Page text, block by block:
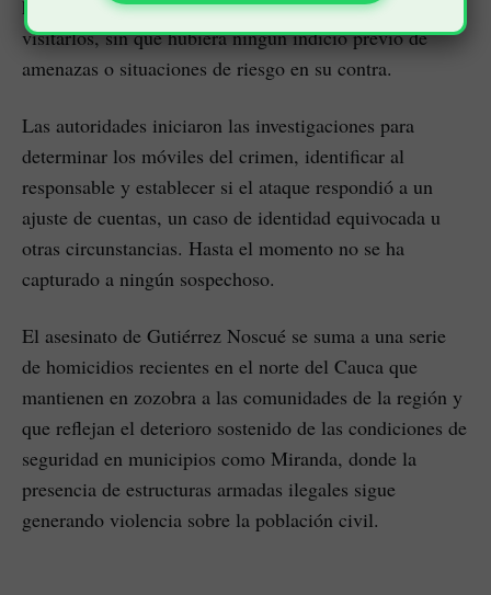
había llegado desde Palmira específicamente para
visitarlos, sin que hubiera ningún indicio previo de
amenazas o situaciones de riesgo en su contra.
Las autoridades iniciaron las investigaciones para
determinar los móviles del crimen, identificar al
responsable y establecer si el ataque respondió a un
ajuste de cuentas, un caso de identidad equivocada u
otras circunstancias. Hasta el momento no se ha
capturado a ningún sospechoso.
El asesinato de Gutiérrez Noscué se suma a una serie
de homicidios recientes en el norte del Cauca que
mantienen en zozobra a las comunidades de la región y
que reflejan el deterioro sostenido de las condiciones de
seguridad en municipios como Miranda, donde la
presencia de estructuras armadas ilegales sigue
generando violencia sobre la población civil.